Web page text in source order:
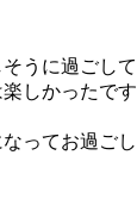
うに過ごして
しかったです
ってお過ごし